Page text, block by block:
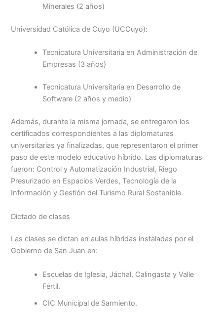
Minerales (2 años)
Universidad Católica de Cuyo (UCCuyo):
Tecnicatura Universitaria en Administración de
Empresas (3 años)
Tecnicatura Universitaria en Desarrollo de
Software (2 años y medio)
Además, durante la misma jornada, se entregaron los
certificados correspondientes a las diplomaturas
universitarias ya finalizadas, que representaron el primer
paso de este modelo educativo híbrido. Las diplomaturas
fueron: Control y Automatización Industrial, Riego
Presurizado en Espacios Verdes, Tecnología de la
Información y Gestión del Turismo Rural Sostenible.
Dictado de clases
Las clases se dictan en aulas híbridas instaladas por el
Gobierno de San Juan en:
Escuelas de Iglesia, Jáchal, Calingasta y Valle
Fértil.
CIC Municipal de Sarmiento.